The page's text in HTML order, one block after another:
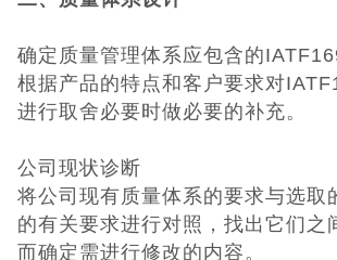
日本PSE认证
澳洲SAA认证
确定质量管理体系应包含的
根据产品的特点和客户要求对
进行取舍必要时做必要的补充。
公司现状诊断
将公司现有质量体系的要求与选取
的有关要求进行对照，找出它们之
而确定需进行修改的内容。